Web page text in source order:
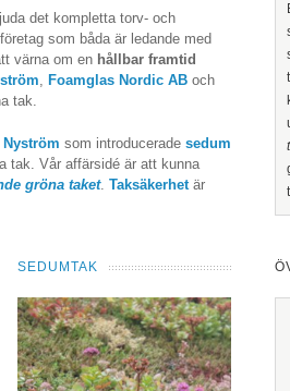
det kompletta torv- och
som båda är ledande med
värna om en hållbar framtid
, Foamglas Nordic AB och
tak.
Nyström som introducerade sedum
tak. Vår affärsidé är att kunna
gröna taket. Taksäkerhetär
SEDUMTAK